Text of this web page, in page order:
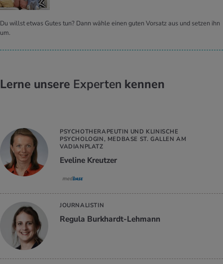
Du willst etwas Gutes tun? Dann wähle einen guten Vorsatz aus und setzen ihn
um.
Lerne unsere Experten kennen
PSYCHOTHERAPEUTIN UND KLINISCHE
PSYCHOLOGIN, MEDBASE ST. GALLEN AM
VADIANPLATZ
Eveline Kreutzer
JOURNALISTIN
Regula Burkhardt-Lehmann